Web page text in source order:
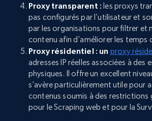
Proxy transparent : les proxys
pas configurés par l’utilisateur et
par les organisations pour filtrer et
contenu afin d’améliorer les temps
Proxy résidentiel : un proxy
adresses IP réelles associées à des
physiques. Il offre un excellent
s’avère particulièrement utile pour
contenus soumis à des restrictions
pour le Scraping web et pour la